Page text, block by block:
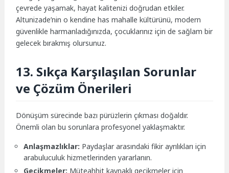
çevrede yaşamak, hayat kalitenizi doğrudan etkiler.
Altunizade’nin o kendine has mahalle kültürünü, modern
güvenlikle harmanladığınızda, çocuklarınız için de sağlam bir
gelecek bırakmış olursunuz.
13. Sıkça Karşılaşılan Sorunlar
ve Çözüm Önerileri
Dönüşüm sürecinde bazı pürüzlerin çıkması doğaldır.
Önemli olan bu sorunlara profesyonel yaklaşmaktır.
Anlaşmazlıklar: Paydaşlar arasındaki fikir ayrılıkları için
arabuluculuk hizmetlerinden yararlanın.
Gecikmeler: Müteahhit kaynaklı gecikmeler için